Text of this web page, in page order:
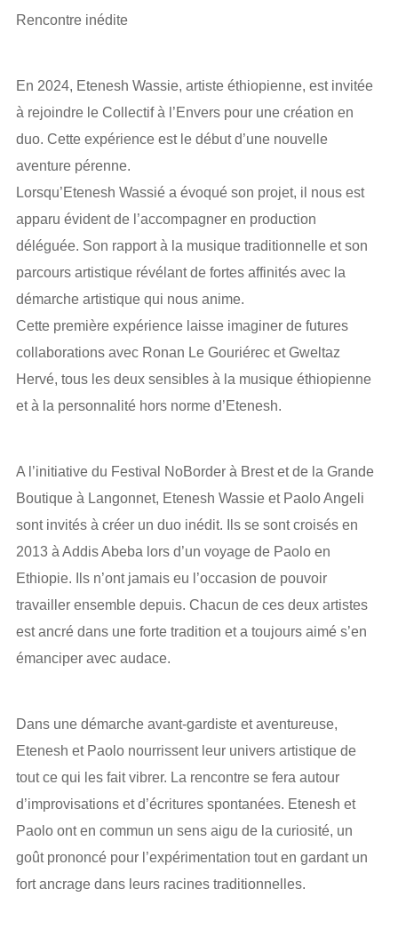
Rencontre inédite
En 2024, Etenesh Wassie, artiste éthiopienne, est invitée
à rejoindre le Collectif à l’Envers pour une création en
duo. Cette expérience est le début d’une nouvelle
aventure pérenne.
Lorsqu’Etenesh Wassié a évoqué son projet, il nous est
apparu évident de l’accompagner en production
déléguée. Son rapport à la musique traditionnelle et son
parcours artistique révélant de fortes affinités avec la
démarche artistique qui nous anime.
Cette première expérience laisse imaginer de futures
collaborations avec Ronan Le Gouriérec et Gweltaz
Hervé, tous les deux sensibles à la musique éthiopienne
et à la personnalité hors norme d’Etenesh.
A l’initiative du Festival NoBorder à Brest et de la Grande
Boutique à Langonnet, Etenesh Wassie et Paolo Angeli
sont invités à créer un duo inédit. Ils se sont croisés en
2013 à Addis Abeba lors d’un voyage de Paolo en
Ethiopie. Ils n’ont jamais eu l’occasion de pouvoir
travailler ensemble depuis. Chacun de ces deux artistes
est ancré dans une forte tradition et a toujours aimé s’en
émanciper avec audace.
Dans une démarche avant-gardiste et aventureuse,
Etenesh et Paolo nourrissent leur univers artistique de
tout ce qui les fait vibrer. La rencontre se fera autour
d’improvisations et d’écritures spontanées. Etenesh et
Paolo ont en commun un sens aigu de la curiosité, un
goût prononcé pour l’expérimentation tout en gardant un
fort ancrage dans leurs racines traditionnelles.